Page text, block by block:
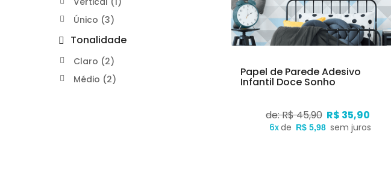
Papel de Parede Adesivo
Infantil Doce Sonho
de: R$ 45,90 R$ 35,90
6xde R$ 5,98 sem juros
Único (3)
Tonalidade
Claro (2)
Médio (2)